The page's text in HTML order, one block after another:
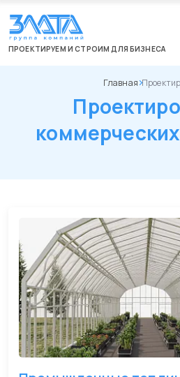
ПРОЕКТИРУЕМ И СТРОИМ ДЛЯ БИЗНЕСА
Главная